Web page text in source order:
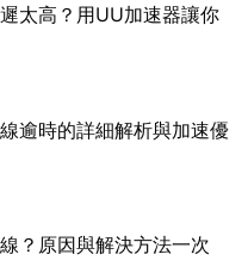
太高？用UU加速器讓你
逾時的詳細解析與加速優
？原因與解決方法一次